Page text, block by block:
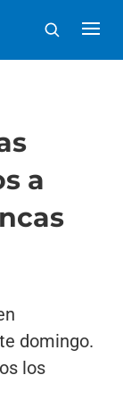
a
domingo.
los